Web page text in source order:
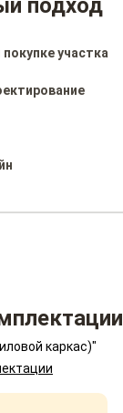
подход
участка
каркас)"